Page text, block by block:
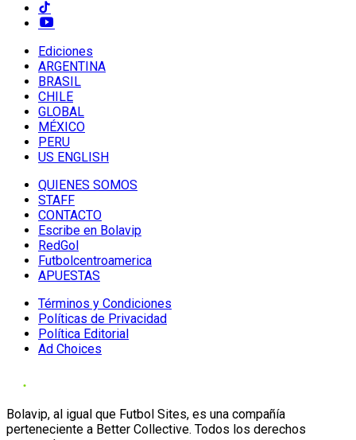
Ediciones
ARGENTINA
BRASIL
CHILE
GLOBAL
MÉXICO
PERU
US ENGLISH
QUIENES SOMOS
STAFF
CONTACTO
Escribe en Bolavip
RedGol
Futbolcentroamerica
APUESTAS
Términos y Condiciones
Políticas de Privacidad
Política Editorial
Ad Choices
Bolavip, al igual que Futbol Sites, es una compañía
perteneciente a Better Collective. Todos los derechos